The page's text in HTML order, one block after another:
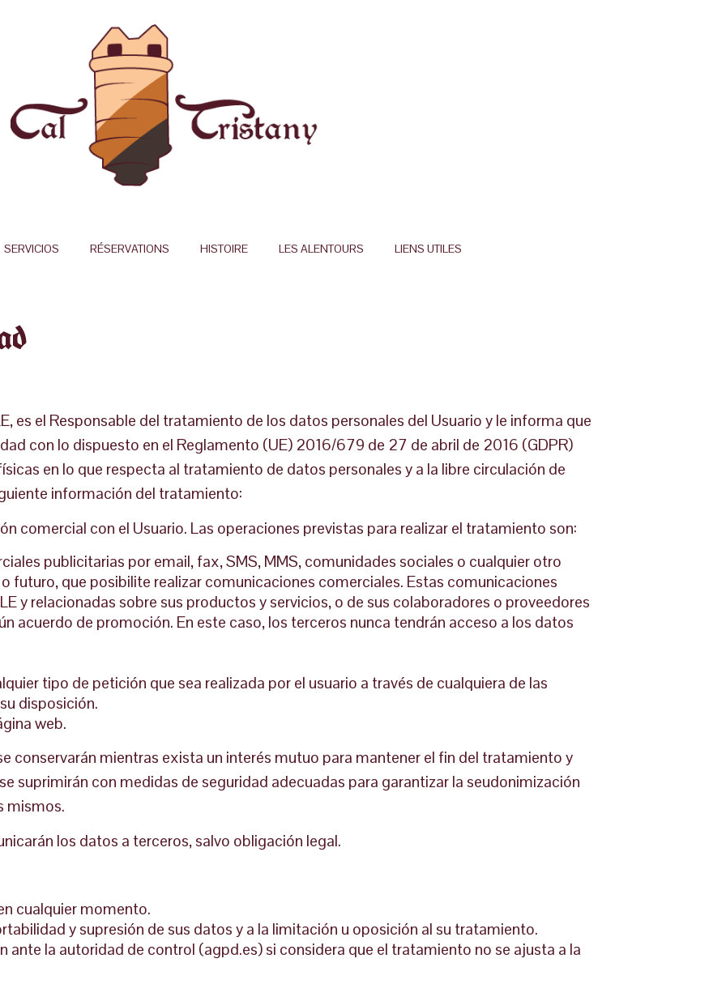
SERVICIOS RÉSERVATIONS HISTOIRE LES ALENTOURS LIENS UTILES
es el Responsable del tratamiento de los datos personales del Usuario y le informa que
con lo dispuesto en el Reglamento (UE) 2016/679 de 27 de abril de 2016 (GDPR)
en lo que respecta al tratamiento de datos personales y a la libre circulación de
información del tratamiento:
comercial con el Usuario. Las operaciones previstas para realizar el tratamiento son:
publicitarias por email, fax, SMS, MMS, comunidades sociales o cualquier otro
futuro, que posibilite realizar comunicaciones comerciales. Estas comunicaciones
y relacionadas sobre sus productos y servicios, o de sus colaboradores o proveedores
acuerdo de promoción. En este caso, los terceros nunca tendrán acceso a los datos
tipo de petición que sea realizada por el usuario a través de cualquiera de las
disposición.
web.
conservarán mientras exista un interés mutuo para mantener el fin del tratamiento y
suprimirán con medidas de seguridad adecuadas para garantizar la seudonimización
mismos.
los datos a terceros, salvo obligación legal.
cualquier momento.
y supresión de sus datos y a la limitación u oposición al su tratamiento.
ante la autoridad de control (agpd.es) si considera que el tratamiento no se ajusta a la